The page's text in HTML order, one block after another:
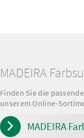
MADEIRA
Finden Sie die
unserem Online-
MADEIRA